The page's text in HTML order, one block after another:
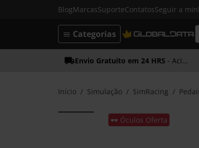
BlogMarcasSuporteContatosSeguir a
Categorias
Envio Gratuito em 24 HRS - Acima dos 50€
Início Simulação SimRacing
🕶️ Óculos Oferta